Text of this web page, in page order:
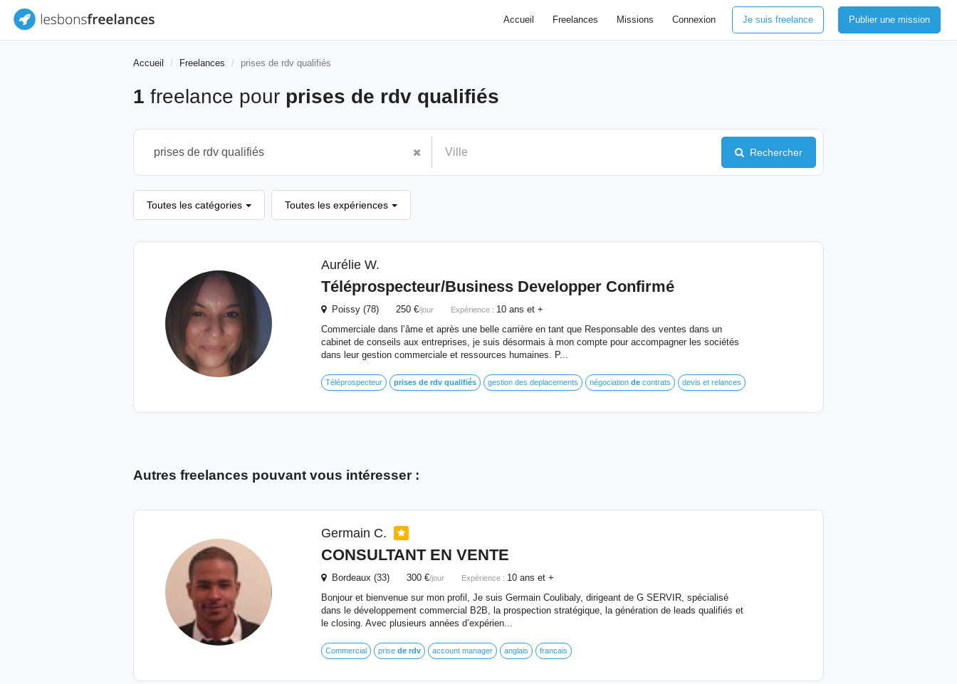
Accueil Freelances Missions Connexion Je suis freelance Publier une mission
Accueil Freelances prises de rdv qualifiés
1 freelance pour prises de rdv qualifiés
Rechercher
Toutes les catégories Toutes les expériences
Aurélie W.
Téléprospecteur/Business Developper Confirmé
Poissy (78) 250 €/jour Expérience : 10 ans et +
Commerciale dans l’âme et après une belle carrière en tant que Responsable des ventes dans un
cabinet de conseils aux entreprises, je suis désormais à mon compte pour accompagner les sociétés
dans leur gestion commerciale et ressources humaines. P...
Téléprospecteur prises de rdv qualifiés gestion des deplacements négociation decontrats devis et relances
Autres freelances pouvant vous intéresser :
Germain C.
CONSULTANT EN VENTE
Bordeaux (33) 300 €/jour Expérience : 10 ans et +
Bonjour et bienvenue sur mon profil, Je suis Germain Coulibaly, dirigeant de G SERVIR, spécialisé
dans le développement commercial B2B, la prospection stratégique, la génération de leads qualifiés et
le closing. Avec plusieurs années d’expérien...
Commercial prise de rdv account manager anglais francais